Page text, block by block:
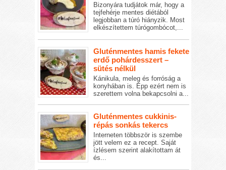
Bizonyára tudjátok már, hogy a
tejfehérje mentes diétából
legjobban a túró hiányzik. Most
elkészítettem túrógombócot,...
Gluténmentes hamis fekete
erdő pohárdesszert –
sütés nélkül
Kánikula, meleg és forróság a
konyhában is. Épp ezért nem is
szerettem volna bekapcsolni a...
Gluténmentes cukkinis-
répás sonkás tekercs
Interneten többször is szembe
jött velem ez a recept. Saját
ízlésem szerint alakítottam át
és...